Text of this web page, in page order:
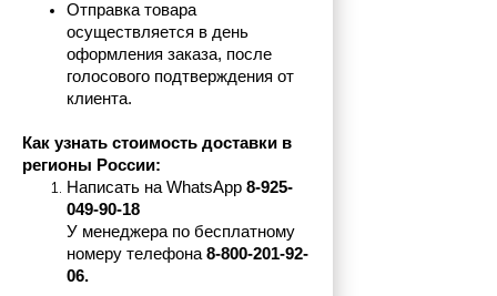
Отправка товара
осуществляется в день
оформления заказа, после
голосового подтверждения от
клиента.
Как узнать стоимость доставки в
регионы России:
Написать на WhatsApp 8-925-
049-90-18
У менеджера по бесплатному
номеру телефона 8-800-201-92-
06.